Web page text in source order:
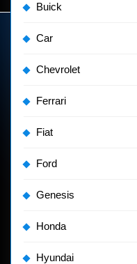
Buick
Car
Chevrolet
Ferrari
Fiat
Ford
Genesis
Honda
Hyundai